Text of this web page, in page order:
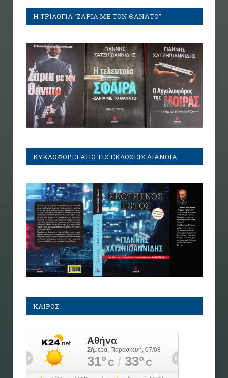
Η ΤΡΙΛΟΓΙΑ “ΖΑΡΙΑ ΜΕ ΤΟΝ ΘΑΝΑΤΟ”
ΚΥΚΛΟΦΟΡΕΙ ΑΠΟ ΤΙΣ ΕΚΔΟΣΕΙΣ ΔΙΑΝΟΙΑ
ΚΑΙΡΟΣ